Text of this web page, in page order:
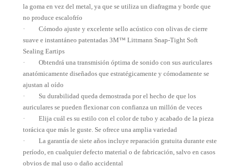
la goma en vez del metal, ya que se utiliza un diafragma y borde que
no produce escalofrío
· Cómodo ajuste y excelente sello acústico con olivas de cierre
suave e instantáneo patentadas 3M™ Littmann Snap-Tight Soft
Sealing Eartips
· Obtendrá una transmisión óptima de sonido con sus auriculares
anatómicamente diseñados que estratégicamente y cómodamente se
ajustan al oído
· Su durabilidad queda demostrada por el hecho de que los
auriculares se pueden flexionar con confianza un millón de veces
· Elija cuál es su estilo con el color de tubo y acabado de la pieza
torácica que más le guste. Se ofrece una amplia variedad
· La garantía de siete años incluye reparación gratuita durante este
período, en cualquier defecto material o de fabricación, salvo en casos
obvios de mal uso o daño accidental